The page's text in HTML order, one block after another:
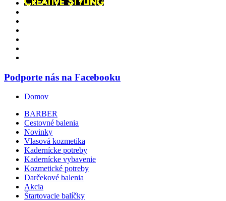
Podporte nás na Facebooku
Domov
BARBER
Cestovné balenia
Novinky
Vlasová kozmetika
Kadernícke potreby
Kadernícke vybavenie
Kozmetické potreby
Darčekové balenia
Akcia
Štartovacie balíčky